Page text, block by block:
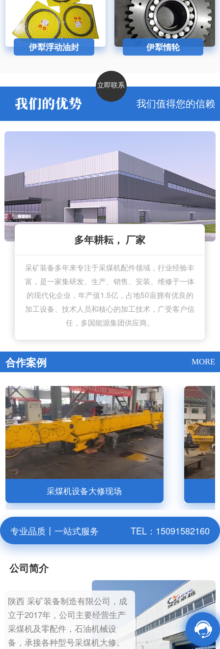
伊犁浮动油封 伊犁惰轮
立即联系
我们值得您的信赖
多年耕耘， 厂家
采矿装备多年来专注于采煤机配件领域，行业经验丰
富，是一家集研发、生产、销售、安装、维修于一体
的现代化企业，年产值1.5亿，占地50亩拥有优良的
加工设备、技术人员和核心的加工技术，广受客户信
任，多国能源集团供应商。
精良设备，规范运作
拥有4条现代化采煤机配件生产流水线、56台套生产
设备，设备精良；多年行业经验的专业技术和运营团
队，遵循严格的质量管理体系，标准化、规范化运
作。
工艺成熟，质量可靠
多年采煤机配件开发制造经验，工艺成熟稳定，视品
质为生命，从原材料选择到生产加工全流程严格把
关，质检控制精益求精，产品质量过硬，不负客户信
赖。
价格优惠，服务贴心
厂家直接供货，减少中间环节，优惠价格更有竞争
力，追求与客户的长期合作；售前、售中、售后一站
式服务，及时解决采煤机配件供应及维修问题，客户
放心无忧。
合作案例 MORE
采煤机设备大修现场
专业品质丨一站式服务 TEL：15091582160
公司简介
陕西 采矿装备制造有限公司，成
立于2017年，公司主要经营生产
采煤机及零配件，石油机械设
备，承接各种型号采煤机大修。